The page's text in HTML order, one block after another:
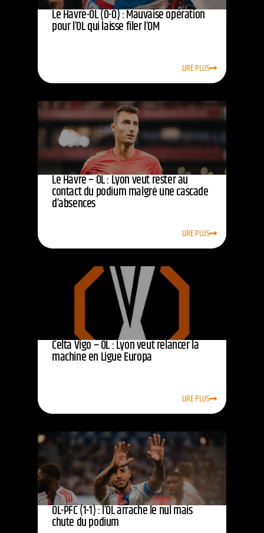
Le Havre-OL (0-0) : Mauvaise opération
pour l’OL qui laisse filer l’OM
LIRE PLUS
Le Havre – OL : Lyon veut rester au
contact du podium malgré une cascade
d’absences
LIRE PLUS
Celta Vigo – OL : Lyon veut relancer la
machine en Ligue Europa
LIRE PLUS
OL-PFC (1-1) : l’OL arrache le nul mais
chute du podium